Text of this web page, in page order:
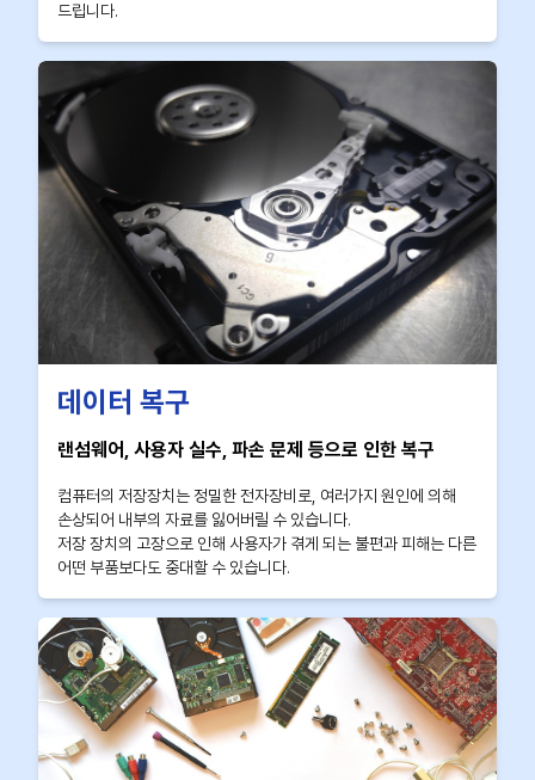
드립니다.
데이터 복구
랜섬웨어, 사용자 실수, 파손 문제 등으로 인한 복구
컴퓨터의 저장장치는 정밀한 전자장비로, 여러가지 원인에 의해
손상되어 내부의 자료를 잃어버릴 수 있습니다.
저장 장치의 고장으로 인해 사용자가 겪게 되는 불편과 피해는 다른
어떤 부품보다도 중대할 수 있습니다.